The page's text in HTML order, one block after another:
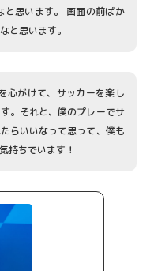
と思います。 画面の前ばか
と思います。
心がけて、サッカーを楽し
。それと、僕のプレーでサ
らいいなって思って、僕も
ちでいます！